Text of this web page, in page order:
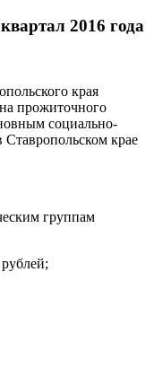
2016 года
края
прожиточного
социально-
крае
группам